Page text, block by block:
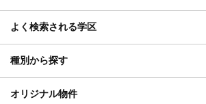
よく検索される学区
種別から探す
オリジナル物件